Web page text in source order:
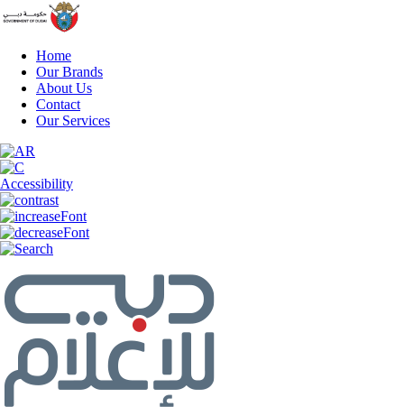
Home
Our Brands
About Us
Contact
Our Services
Accessibility